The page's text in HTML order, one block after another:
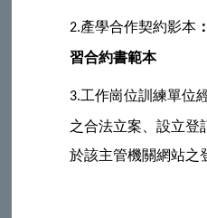
2.產學合作契約影本
習合約書範本
3.工作崗位訓練單位
之合法立案、設立登
於該主管機關網站之